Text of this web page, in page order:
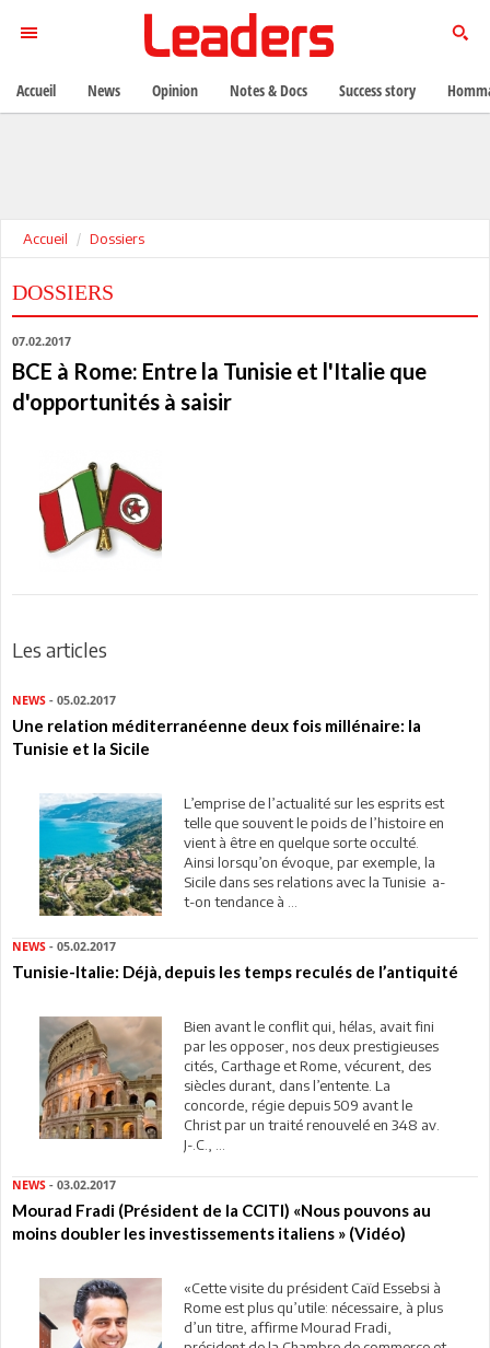
Accueil Dossiers
DOSSIERS
07.02.2017
BCE à Rome: Entre la Tunisie et l'Italie que
d'opportunités à saisir
Les articles
NEWS - 05.02.2017
Une relation méditerranéenne deux fois millénaire: la
Tunisie et la Sicile
L’emprise de l’actualité sur les esprits est
telle que souvent le poids de l’histoire en
vient à être en quelque sorte occulté.
Ainsi lorsqu’on évoque, par exemple, la
Sicile dans ses relations avec la Tunisie a-
t-on tendance à ...
NEWS - 05.02.2017
Tunisie-Italie: Déjà, depuis les temps reculés de l’antiquité
Bien avant le conflit qui, hélas, avait fini
par les opposer, nos deux prestigieuses
cités, Carthage et Rome, vécurent, des
siècles durant, dans l’entente. La
concorde, régie depuis 509 avant le
Christ par un traité renouvelé en 348 av.
J-.C., ...
NEWS - 03.02.2017
Mourad Fradi (Président de la CCITI) «Nous pouvons au
moins doubler les investissements italiens » (Vidéo)
«Cette visite du président Caïd Essebsi à
Rome est plus qu’utile: nécessaire, à plus
d’un titre, affirme Mourad Fradi,
Accueil News Opinion Notes & Docs Success story